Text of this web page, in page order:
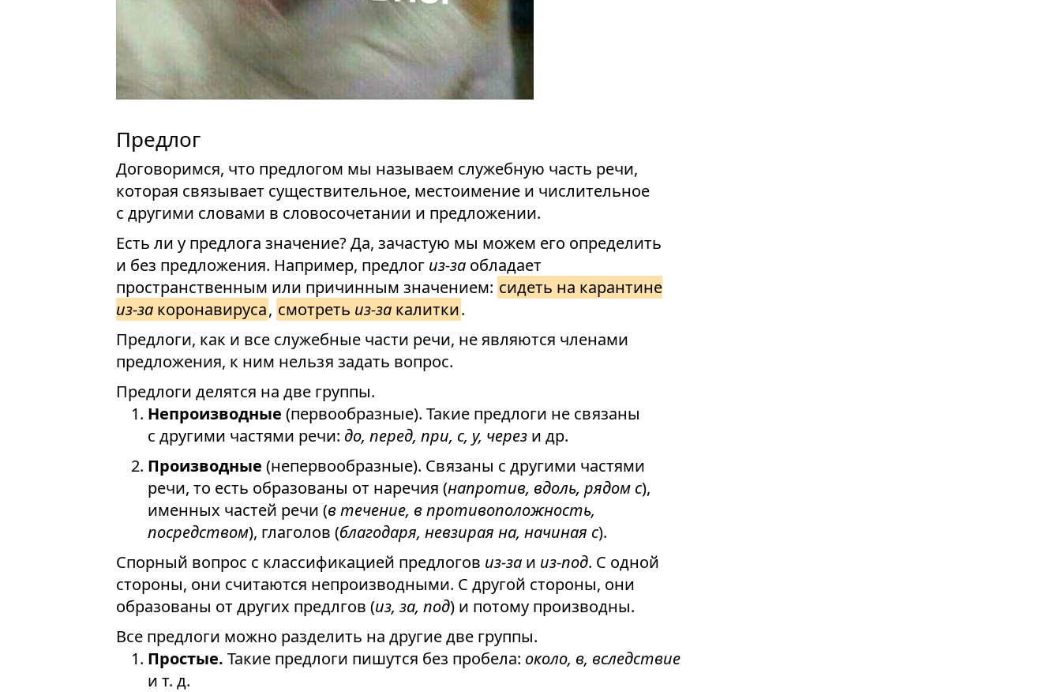
Предлог
Договоримся, что предлогом мы называем служебную часть речи,
которая связывает существительное, местоимение и числительное
с другими словами в словосочетании и предложении.
Есть ли у предлога значение? Да, зачастую мы можем его определить
и без предложения. Например, предлог из-за обладает
пространственным или причинным значением: сидеть на карантине
из-за коронавируса, смотреть из-за калитки.
Предлоги, как и все служебные части речи, не являются членами
предложения, к ним нельзя задать вопрос.
Предлоги делятся на две группы.
Непроизводные (первообразные). Такие предлоги не связаны
с другими частями речи: до, перед, при, с, у, через и др.
Производные (непервообразные). Связаны с другими частями
речи, то есть образованы от наречия (напротив, вдоль, рядом с),
именных частей речи (в течение, в противоположность,
посредством), глаголов (благодаря, невзирая на, начиная с).
Спорный вопрос с классификацией предлогов из-за и из-под. С одной
стороны, они считаются непроизводными. С другой стороны, они
образованы от других предлгов (из, за, под) и потому производны.
Все предлоги можно разделить на другие две группы.
Простые. Такие предлоги пишутся без пробела: около, в, вследствие
и т. д.